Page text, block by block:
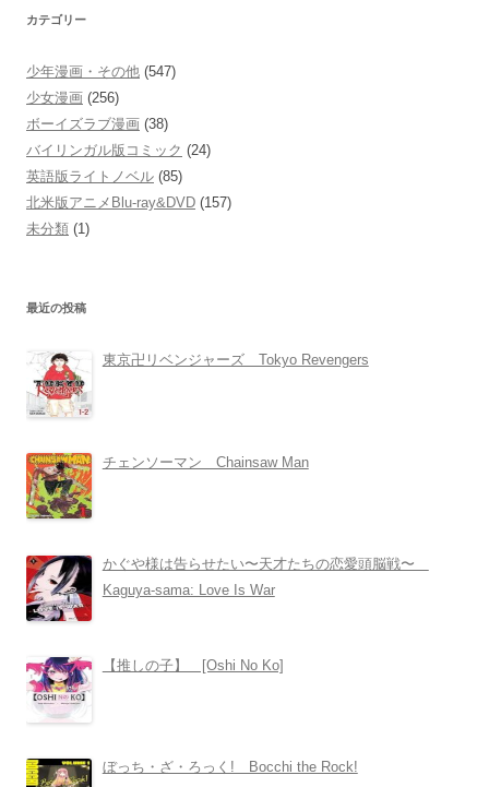
カテゴリー
少年漫画・その他 (547)
少女漫画 (256)
ボーイズラブ漫画 (38)
バイリンガル版コミック (24)
英語版ライトノベル (85)
北米版アニメBlu-ray&DVD (157)
未分類 (1)
最近の投稿
東京卍リベンジャーズ Tokyo Revengers
チェンソーマン Chainsaw Man
かぐや様は告らせたい〜天才たちの恋愛頭脳戦〜
Kaguya-sama: Love Is War
【推しの子】 [Oshi No Ko]
ぼっち・ざ・ろっく! Bocchi the Rock!